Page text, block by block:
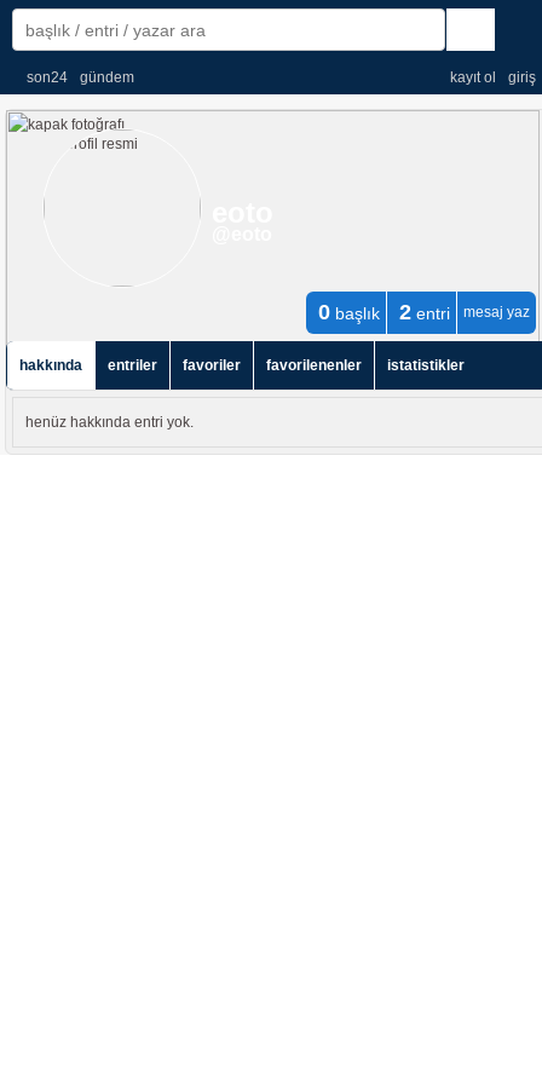
son24 gündem giriş
kayıt ol
0 başlık 2 entri mesaj yaz
hakkında entriler favoriler favorilenenler istatistikler
henüz hakkında entri yok.